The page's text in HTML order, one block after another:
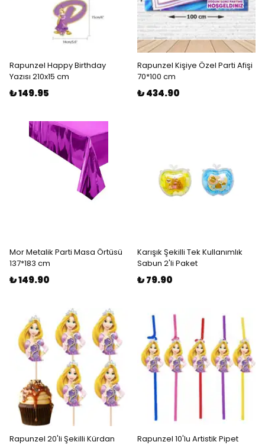
Rapunzel Happy Birthday
Yazısı 210x15 cm
₺ 149.95
Rapunzel Kişiye Özel Parti Afişi
70*100 cm
₺ 434.90
Mor Metalik Parti Masa Örtüsü
137*183 cm
₺ 149.90
Karışık Şekilli Tek Kullanımlık
Sabun 2'li Paket
₺ 79.90
Rapunzel 20'li Şekilli Kürdan Rapunzel 10'lu Artistik Pipet